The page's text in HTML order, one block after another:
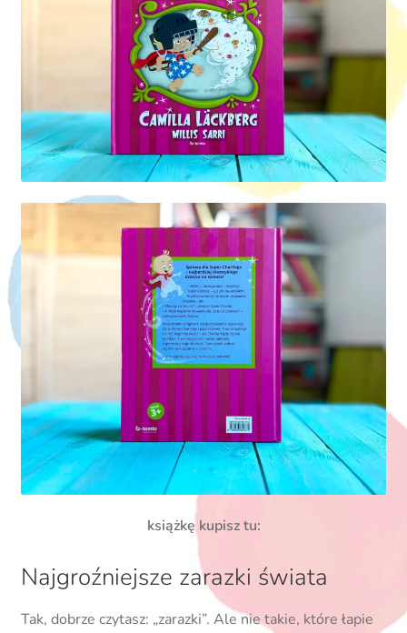
książkę kupisz tu:
Najgroźniejsze zarazki świata
Tak, dobrze czytasz: „zarazki”. Ale nie takie, które łapie